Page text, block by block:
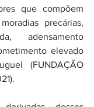
que compõem
precárias,
adensamento
elevado
(FUNDAÇÃO